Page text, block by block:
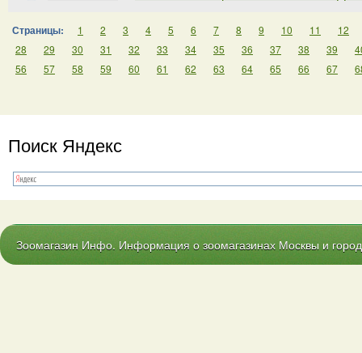
Страницы: 1 2 3 4 5 6 7 8 9 10 11
12
28
29 30 31 32 33 34 35 36 37 38 39
56
57 58 59 60 61 62 63 64 65 66 67
Поиск Яндекс
Зоомагазин Инфо. Информация о зоомагазинах Москвы и